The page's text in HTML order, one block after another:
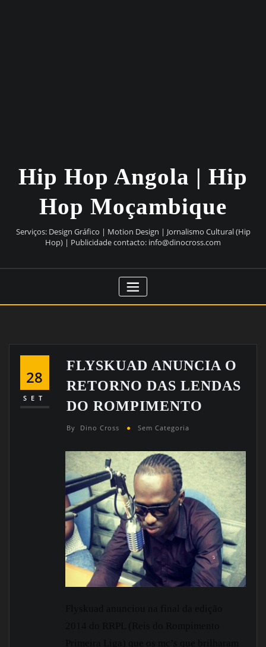
Hip Hop Angola | Hip
Hop Moçambique
Serviços: Design Gráfico | Motion Design | Jornalismo Cultural (Hip
Hop) | Publicidade contacto: info@dinocross.com
28
SET
FLYSKUAD ANUNCIA O
RETORNO DAS LENDAS
DO ROMPIMENTO
By Dino Cross Sem Categoria